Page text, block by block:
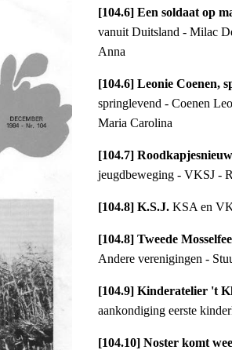
[104.6] Een soldaat op
vanuit Duitsland - Milac
Anna
[104.6] Leonie Coenen,
springlevend - Coenen
Maria Carolina
[104.7]
jeugdbeweging - VKSJ -
[104.8] K.S.J. KSA en
[104.8] Tweede
Andere verenigingen -
[104.9] Kinderatelier 't
aankondiging eerste
[104.10] Noster komt